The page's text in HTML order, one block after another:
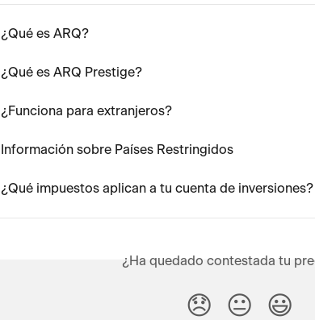
¿Qué es ARQ?
¿Qué es ARQ Prestige?
¿Funciona para extranjeros?
Información sobre Países Restringidos
¿Qué impuestos aplican a tu cuenta de inversiones?
¿Ha quedado contestada tu
😞 😐 😃